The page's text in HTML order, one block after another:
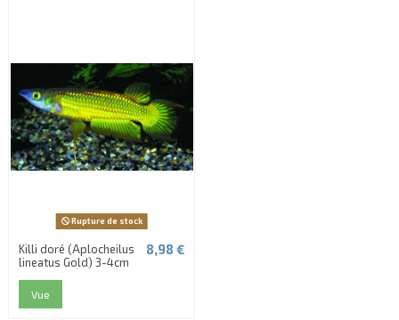
Rupture de stock
Killi doré (Aplocheilus
lineatus Gold) 3-4cm
8,98 €
Vue